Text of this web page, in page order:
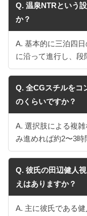
Q. 温泉NTRという
か？
A. 基本的に三泊四
に沿って進行し、段
Q. 全CGスチルをコ
のくらいですか？
A. 選択肢による複
み進めれば約2〜3時
Q. 彼氏の田辺健人
えはありますか？
A. 主に彼氏である